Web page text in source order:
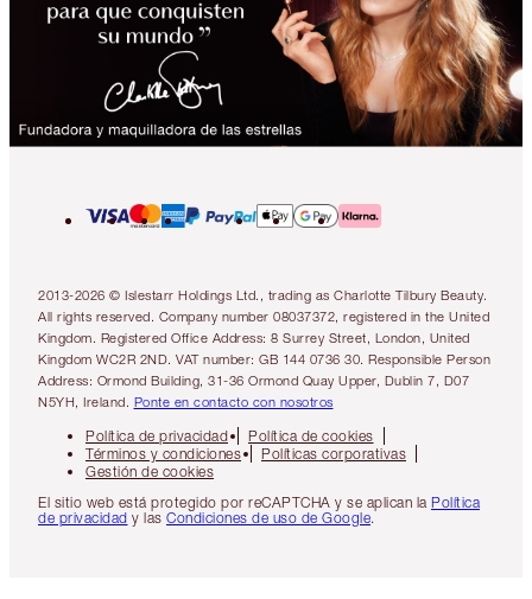
2013-2026 © Islestarr Holdings Ltd., trading as Charlotte Tilbury Beauty.
All rights reserved. Company number 08037372, registered in the United
Kingdom. Registered Office Address: 8 Surrey Street, London, United
Kingdom WC2R 2ND. VAT number: GB 144 0736 30. Responsible Person
Address: Ormond Building, 31-36 Ormond Quay Upper, Dublin 7, D07
N5YH, Ireland. Ponte en contacto con nosotros
Política de privacidad
Política de cookies
Términos y condiciones
Políticas corporativas
Gestión de cookies
El sitio web está protegido por reCAPTCHA y se aplican la Política
de privacidad y las Condiciones de uso de Google.